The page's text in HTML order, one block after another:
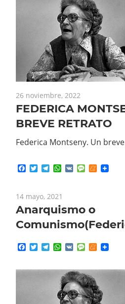
26 noviembre, 2022
FEDERICA
BREVE RETRATO
Federica Montseny. Un
Facebook
TwitterTelegram
WhatsApp
VK Message
14 mayo, 2021
Anarquismo o
Facebook
TwitterTelegram
WhatsApp
VK Message